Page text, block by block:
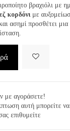
βραχιόλι με
κορδόνιμε
ασημί προσθέτει μια
με αγοράσετε!
αυτή μπορείτε
επιθυμείτε